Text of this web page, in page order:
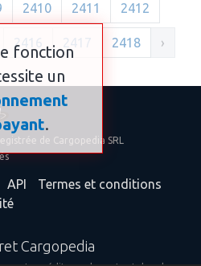
2410 2411 2412
2416 2417 2418 ›
fonction
un
.
de Cargopedia SRL
API
Termes et conditions
Cargopedia